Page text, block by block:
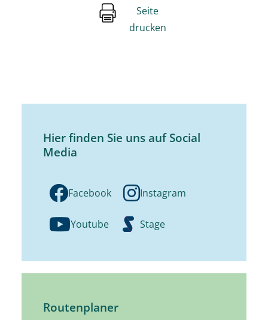
Seite
drucken
Hier finden Sie uns auf Social
Media
Facebook Instagram
Youtube Stage
Routenplaner